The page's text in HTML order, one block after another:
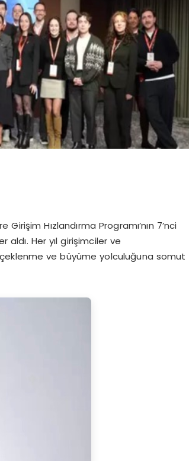
Hızlandırma Programı’nın 7’nci
Her yıl girişimciler ve
ve büyüme yolculuğuna somut